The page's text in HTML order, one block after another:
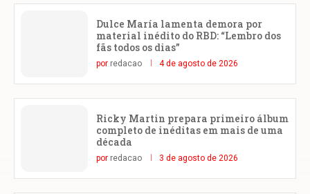
Dulce María lamenta demora por
material inédito do RBD: “Lembro dos
fãs todos os dias”
por redacao 4 de agosto de 2026
Ricky Martin prepara primeiro álbum
completo de inéditas em mais de uma
década
por redacao 3 de agosto de 2026